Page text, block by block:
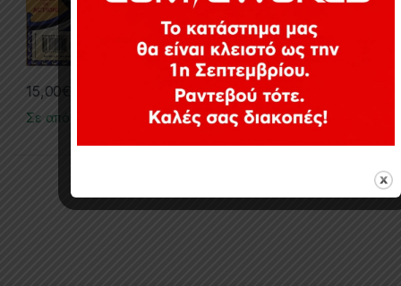
15,00
Σε απόθεμα